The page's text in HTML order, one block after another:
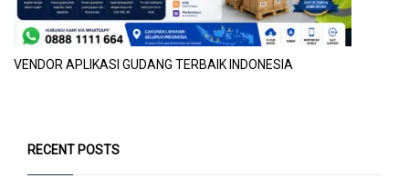
VENDOR APLIKASI GUDANG TERBAIK INDONESIA
RECENT POSTS